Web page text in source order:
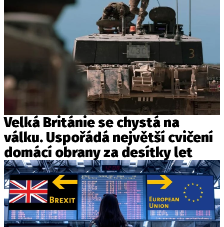
Velká Británie se chystá na
válku. Uspořádá největší cvičení
domácí obrany za desítky let